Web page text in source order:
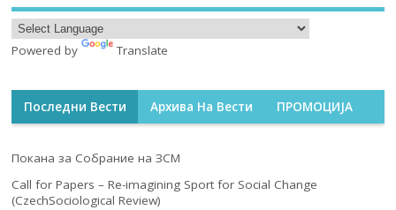
Powered by Translate
Последни Вести Архива На Вести ПРОМОЦИЈА
Покана за Собрание на ЗСМ
Call for Papers – Re-imagining Sport for Social Change
(CzechSociological Review)